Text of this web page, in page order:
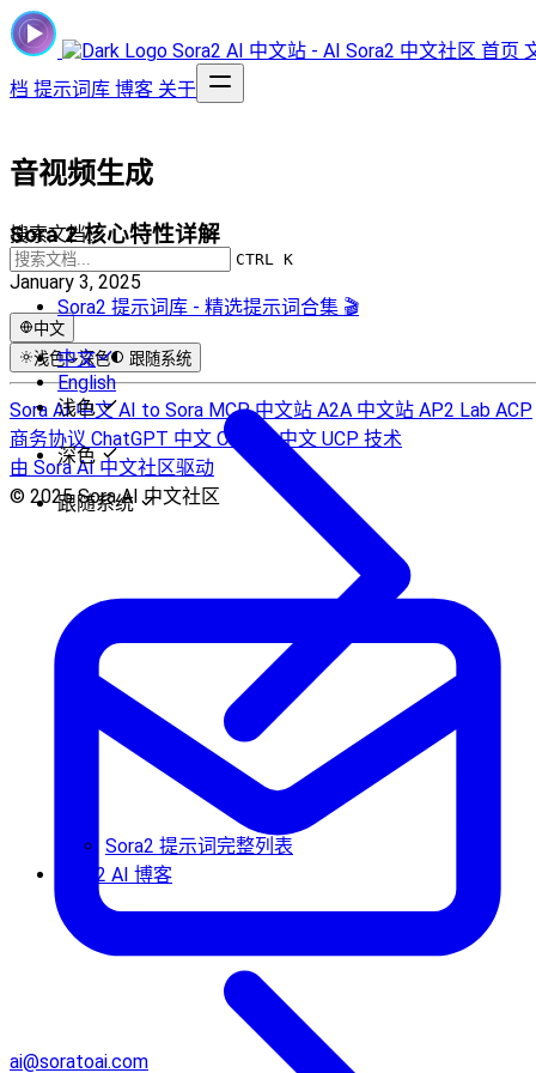
Sora2 AI 中文站 - AI Sora2 中文社区 首页
档 提示词库 博客 关于
搜索文档...
CTRL K
Sora2 提示词库 - 精选提示词合集 🎬
Sora2 提示词完整列表
Sora2 AI 博客
音视频生成
Sora 2 核心特性详解
January 3, 2025
中文
中文
English
浅色 深色 跟随系统
浅色
深色
跟随系统
Sora AI 中文AI to Sora MCP 中文站 A2A 中文站 AP2 Lab ACP
商务协议 ChatGPT 中文 Claude 中文 UCP 技术
由 Sora AI 中文社区驱动
© 2025 Sora AI 中文社区
ai@soratoai.com